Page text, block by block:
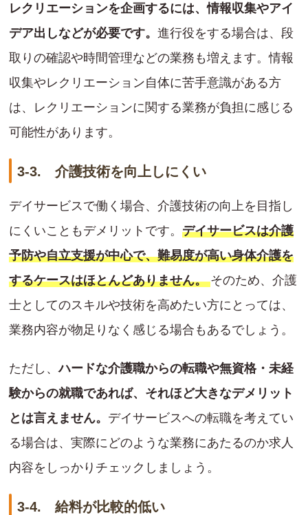
レクリエーションを企画するには、情報収集やアイ
デア出しなどが必要です。 進行役をする場合は、段
取りの確認や時間管理などの業務も増えます。情報
収集やレクリエーション自体に苦手意識がある方
は、レクリエーションに関する業務が負担に感じる
可能性があります。
3-3. 介護技術を向上しにくい
デイサービスで働く場合、介護技術の向上を目指し
にくいこともデメリットです。 デイサービスは介護
予防や自立支援が中心で、難易度が高い身体介護を
するケースはほとんどありません。そのため、介護
士としてのスキルや技術を高めたい方にとっては、
業務内容が物足りなく感じる場合もあるでしょう。
ただし、ハードな介護職からの転職や無資格・未経
験からの就職であれば、それほど大きなデメリット
とは言えません。 デイサービスへの転職を考えてい
る場合は、実際にどのような業務にあたるのか求人
内容をしっかりチェックしましょう。
3-4. 給料が比較的低い